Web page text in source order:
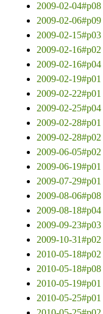
2009-02-04#p08
2009-02-06#p09
2009-02-15#p03
2009-02-16#p02
2009-02-16#p04
2009-02-19#p01
2009-02-22#p01
2009-02-25#p04
2009-02-28#p01
2009-02-28#p02
2009-06-05#p02
2009-06-19#p01
2009-07-29#p01
2009-08-06#p08
2009-08-18#p04
2009-09-23#p03
2009-10-31#p02
2010-05-18#p02
2010-05-18#p08
2010-05-19#p01
2010-05-25#p01